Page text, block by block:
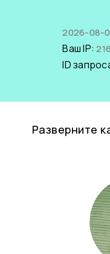
2026-08-
Ваш IP:
ID
Разверните